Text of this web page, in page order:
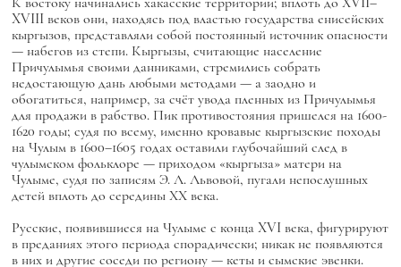
XVIII веков они, находясь под властью государства енисейских
кыргызов, представляли собой постоянный источник опасности
— набегов из степи. Кыргызы, считающие население
Причулымья своими данниками, стремились собрать
недостающую дань любыми методами — а заодно и
обогатиться, например, за счёт увода пленных из Причулымья
для продажи в рабство. Пик противостояния пришелся на 1600-
1620 годы; судя по всему, именно кровавые кыргызские походы
на Чулым в 1600–1605 годах оставили глубочайший след в
чулымском фольклоре — приходом «кыргыза» матери на
Чулыме, судя по записям Э. Л. Львовой, пугали непослушных
детей вплоть до середины ХХ века.
Русские, появившиеся на Чулыме с конца XVI века, фигурируют
в преданиях этого периода спорадически; никак не появляются
в них и другие соседи по региону — кеты и сымские эвенки.